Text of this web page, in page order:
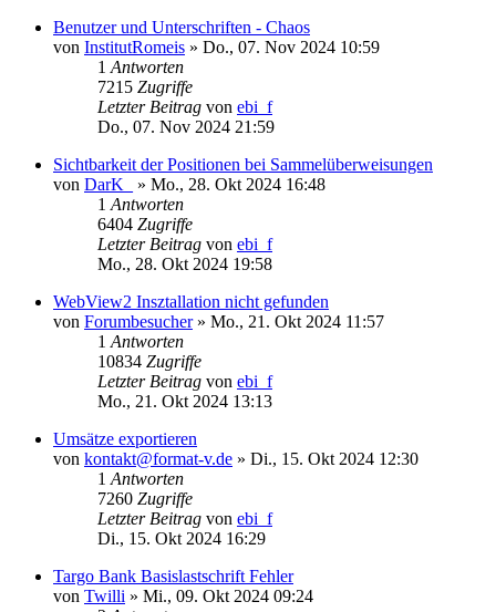
Benutzer und Unterschriften - Chaos
von InstitutRomeis » Do., 07. Nov 2024 10:59
1 Antworten
7215 Zugriffe
Letzter Beitrag von ebi_f
Do., 07. Nov 2024 21:59
Sichtbarkeit der Positionen bei Sammelüberweisungen
von DarK_ » Mo., 28. Okt 2024 16:48
1 Antworten
6404 Zugriffe
Letzter Beitrag von ebi_f
Mo., 28. Okt 2024 19:58
WebView2 Insztallation nicht gefunden
von Forumbesucher» Mo., 21. Okt 2024 11:57
1 Antworten
10834 Zugriffe
Letzter Beitrag von ebi_f
Mo., 21. Okt 2024 13:13
Umsätze exportieren
von kontakt@format-v.de » Di., 15. Okt 2024 12:30
1 Antworten
7260 Zugriffe
Letzter Beitrag von ebi_f
Di., 15. Okt 2024 16:29
Targo Bank Basislastschrift Fehler
von Twilli » Mi., 09. Okt 2024 09:24